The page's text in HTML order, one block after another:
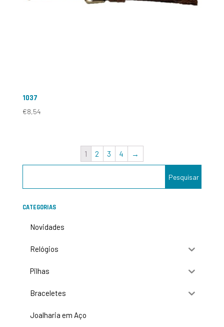
1037
€8,54
1 2 3 4 →
CATEGORIAS
Novidades
Relógios
Pilhas
Braceletes
Joalharia em Aço